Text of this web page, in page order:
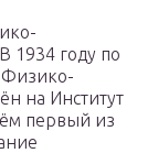
1934 году по
на Институт
первый из